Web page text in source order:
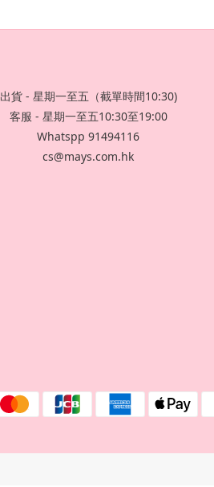
出貨 - 星期一至五（截單時間10:30)
客服 - 星期一至五10:30至19:00
Whatspp 91494116
cs@mays.com.hk